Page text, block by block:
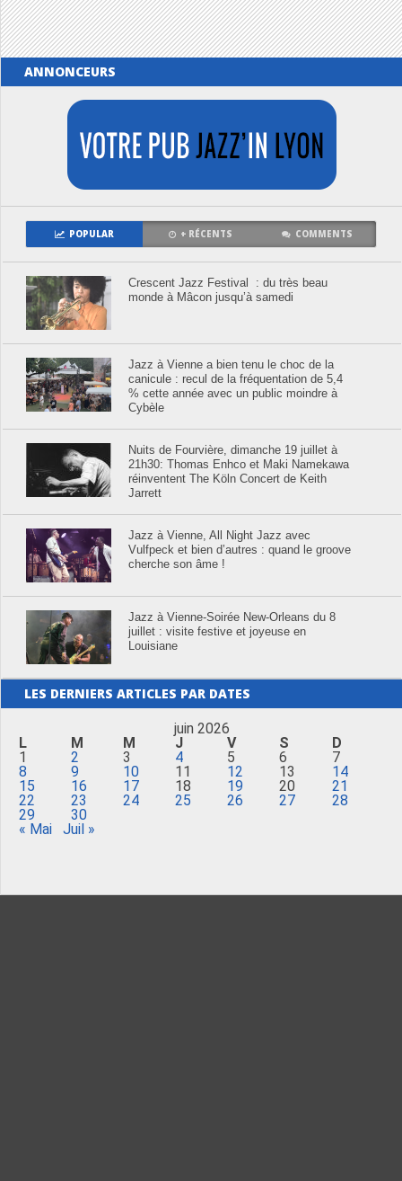
ANNONCEURS
POPULAR + RÉCENTS COMMENTS
Crescent Jazz Festival : du très beau
monde à Mâcon jusqu’à samedi
Jazz à Vienne a bien tenu le choc de la
canicule : recul de la fréquentation de 5,4
% cette année avec un public moindre à
Cybèle
Nuits de Fourvière, dimanche 19 juillet à
21h30: Thomas Enhco et Maki Namekawa
réinventent The Köln Concert de Keith
Jarrett
Jazz à Vienne, All Night Jazz avec
Vulfpeck et bien d’autres : quand le groove
cherche son âme !
Jazz à Vienne-Soirée New-Orleans du 8
juillet : visite festive et joyeuse en
Louisiane
LES DERNIERS ARTICLES PAR DATES
juin 2026
L
M M J V S
D
1
2 3 4 5 6
7
8
9 10 11 12 13
14
15
16 17 18 19 20
21
22
23 24 25 26 27
28
29
30
« Mai
Juil »